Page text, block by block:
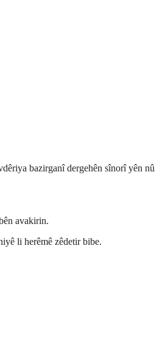
bazirganî dergehên sînorî yên nû
avakirin.
li herêmê zêdetir bibe.